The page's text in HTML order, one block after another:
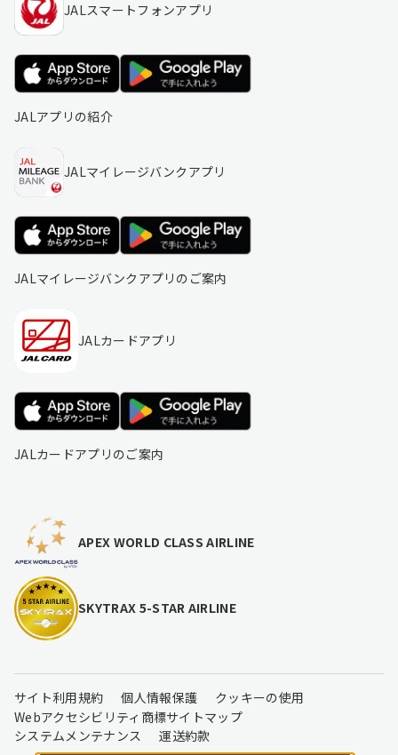
JALスマートフォンアプリ
JALアプリの紹介
JALマイレージバンクアプリ
JALマイレージバンクアプリのご案内
JALカードアプリ
JALカードアプリのご案内
APEX WORLD CLASS AIRLINE
SKYTRAX 5-STAR AIRLINE
サイト利用規約 個人情報保護
クッキーの使用
Webアクセシビリティ 商標サイトマップ
システムメンテナンス
運送約款